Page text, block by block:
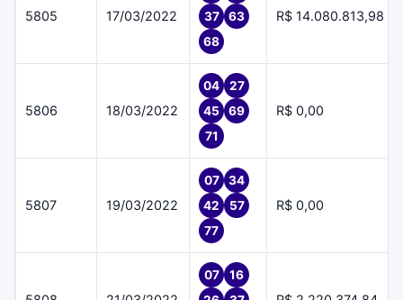
5805 17/03/2022
37
63
68
R$ 14.080.813,98
5806 18/03/2022
04
27
45
69
71
R$ 0,00
5807 19/03/2022
07
34
42
57
77
R$ 0,00
07
16